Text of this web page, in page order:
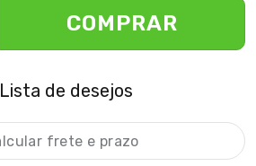
COMPRAR
Lista de desejos